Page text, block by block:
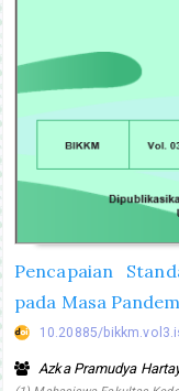
Pencapaian
pada Masa
10.20885/
Azka Pramudya